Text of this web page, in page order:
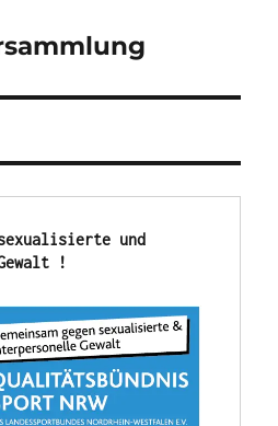
sexualisierte und
!